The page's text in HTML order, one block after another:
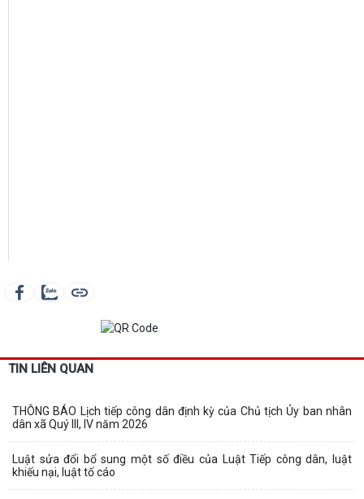
TIN LIÊN QUAN
THÔNG BÁO Lịch tiếp công dân định kỳ của Chủ tịch Ủy ban nhân
dân xã Quý III, IV năm 2026
Luật sửa đổi bổ sung một số điều của Luật Tiếp công dân, luật
khiếu nại, luật tố cáo